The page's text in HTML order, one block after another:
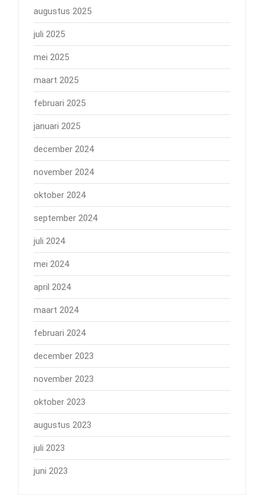
augustus 2025
juli 2025
mei 2025
maart 2025
februari 2025
januari 2025
december 2024
november 2024
oktober 2024
september 2024
juli 2024
mei 2024
april 2024
maart 2024
februari 2024
december 2023
november 2023
oktober 2023
augustus 2023
juli 2023
juni 2023